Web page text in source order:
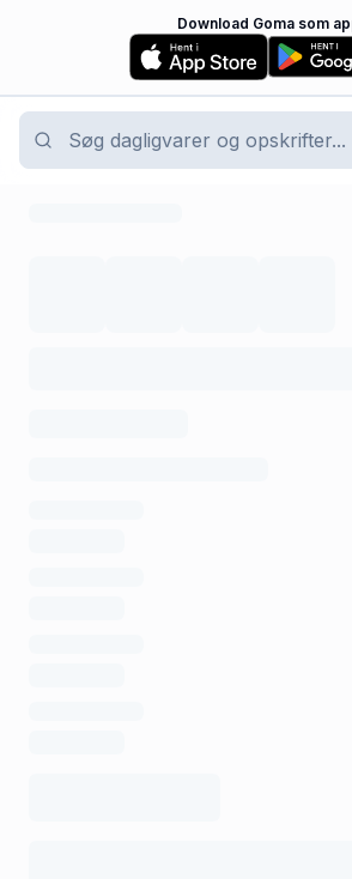
Download Goma som